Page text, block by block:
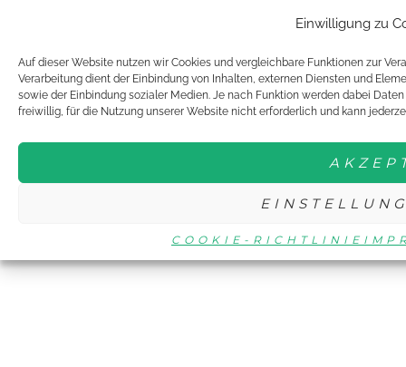
Einwilligung zu
Auf dieser Website nutzen wir Cookies und vergleichbare Funktionen zur
Verarbeitung dient der Einbindung von Inhalten, externen Diensten und
sowie der Einbindung sozialer Medien. Je nach Funktion werden dabei
freiwillig, für die Nutzung unserer Website nicht erforderlich und kann
COOKIE-RICHTLINIE